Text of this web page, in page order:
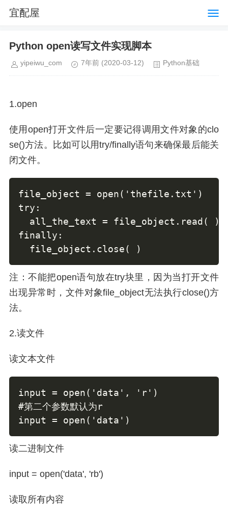
宜配屋
Python open读写文件实现脚本
yipeiwu_com 7年前 (2020-03-12) Python基础
1.open
使用open打开文件后一定要记得调用文件对象的clo
se()方法。比如可以用try/finally语句来确保最后能关
闭文件。
file_object = open('thefile.txt')
try:
all_the_text = file_object.read( )
finally:
file_object.close( )
注：不能把open语句放在try块里，因为当打开文件
出现异常时，文件对象file_object无法执行close()方
法。
2.读文件
读文本文件
input = open('data', 'r')
#第二个参数默认为r
input = open('data')
读二进制文件
input = open('data', 'rb')
读取所有内容